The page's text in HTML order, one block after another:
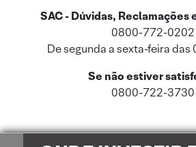
SAC - Dúvidas, Reclamações
0800-772-0202
De segunda a sexta-feira das
Se não estiver
0800-722-3730